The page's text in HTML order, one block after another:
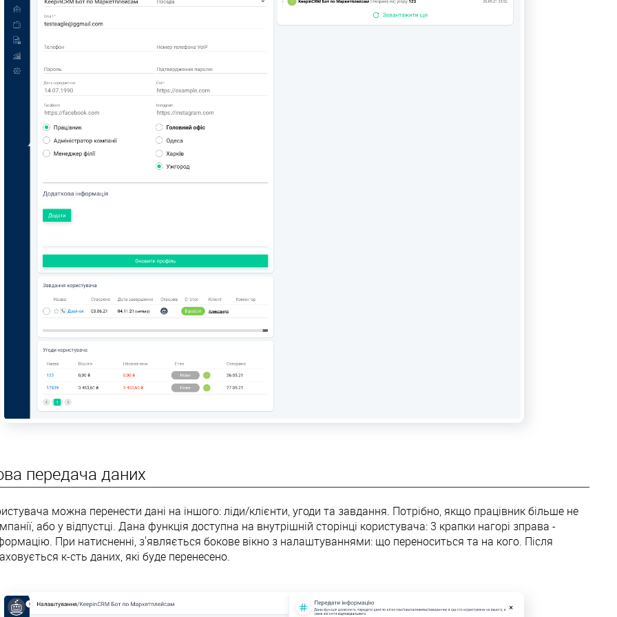
передача даних
можна перенести дані на іншого: ліди/клієнти, угоди та завдання. Потрібно, якщо працівник більше не
або у відпустці. Дана функція доступна на внутрішній сторінці користувача: 3 крапки нагорі зправа -
При натисненні, з'являється бокове вікно з налаштуваннями: що переноситься та на кого. Після
к-сть даних, які буде перенесено.